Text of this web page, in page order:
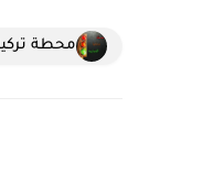
محطة تركيا